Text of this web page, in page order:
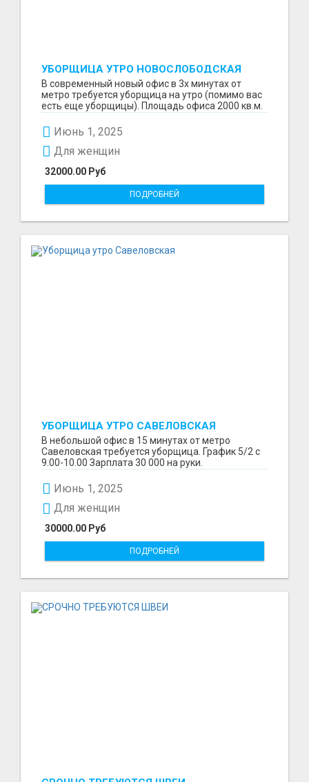
УБОРЩИЦА УТРО НОВОСЛОБОДСКАЯ
В современный новый офис в 3х минутах от
метро требуется уборщица на утро (помимо вас
есть еще уборщицы). Площадь офиса 2000 кв.м.
Основная ...
Июнь 1, 2025
32000.00 Руб
Для женщин
ПОДРОБНЕЙ
УБОРЩИЦА УТРО САВЕЛОВСКАЯ
В небольшой офис в 15 минутах от метро
Савеловская требуется уборщица. График 5/2 с
9.00-10.00 Зарплата 30 000 на руки.
Июнь 1, 2025
30000.00 Руб
Для женщин
ПОДРОБНЕЙ